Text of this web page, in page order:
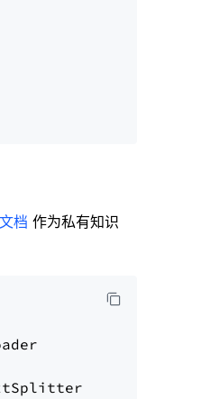
档 作为私有知识